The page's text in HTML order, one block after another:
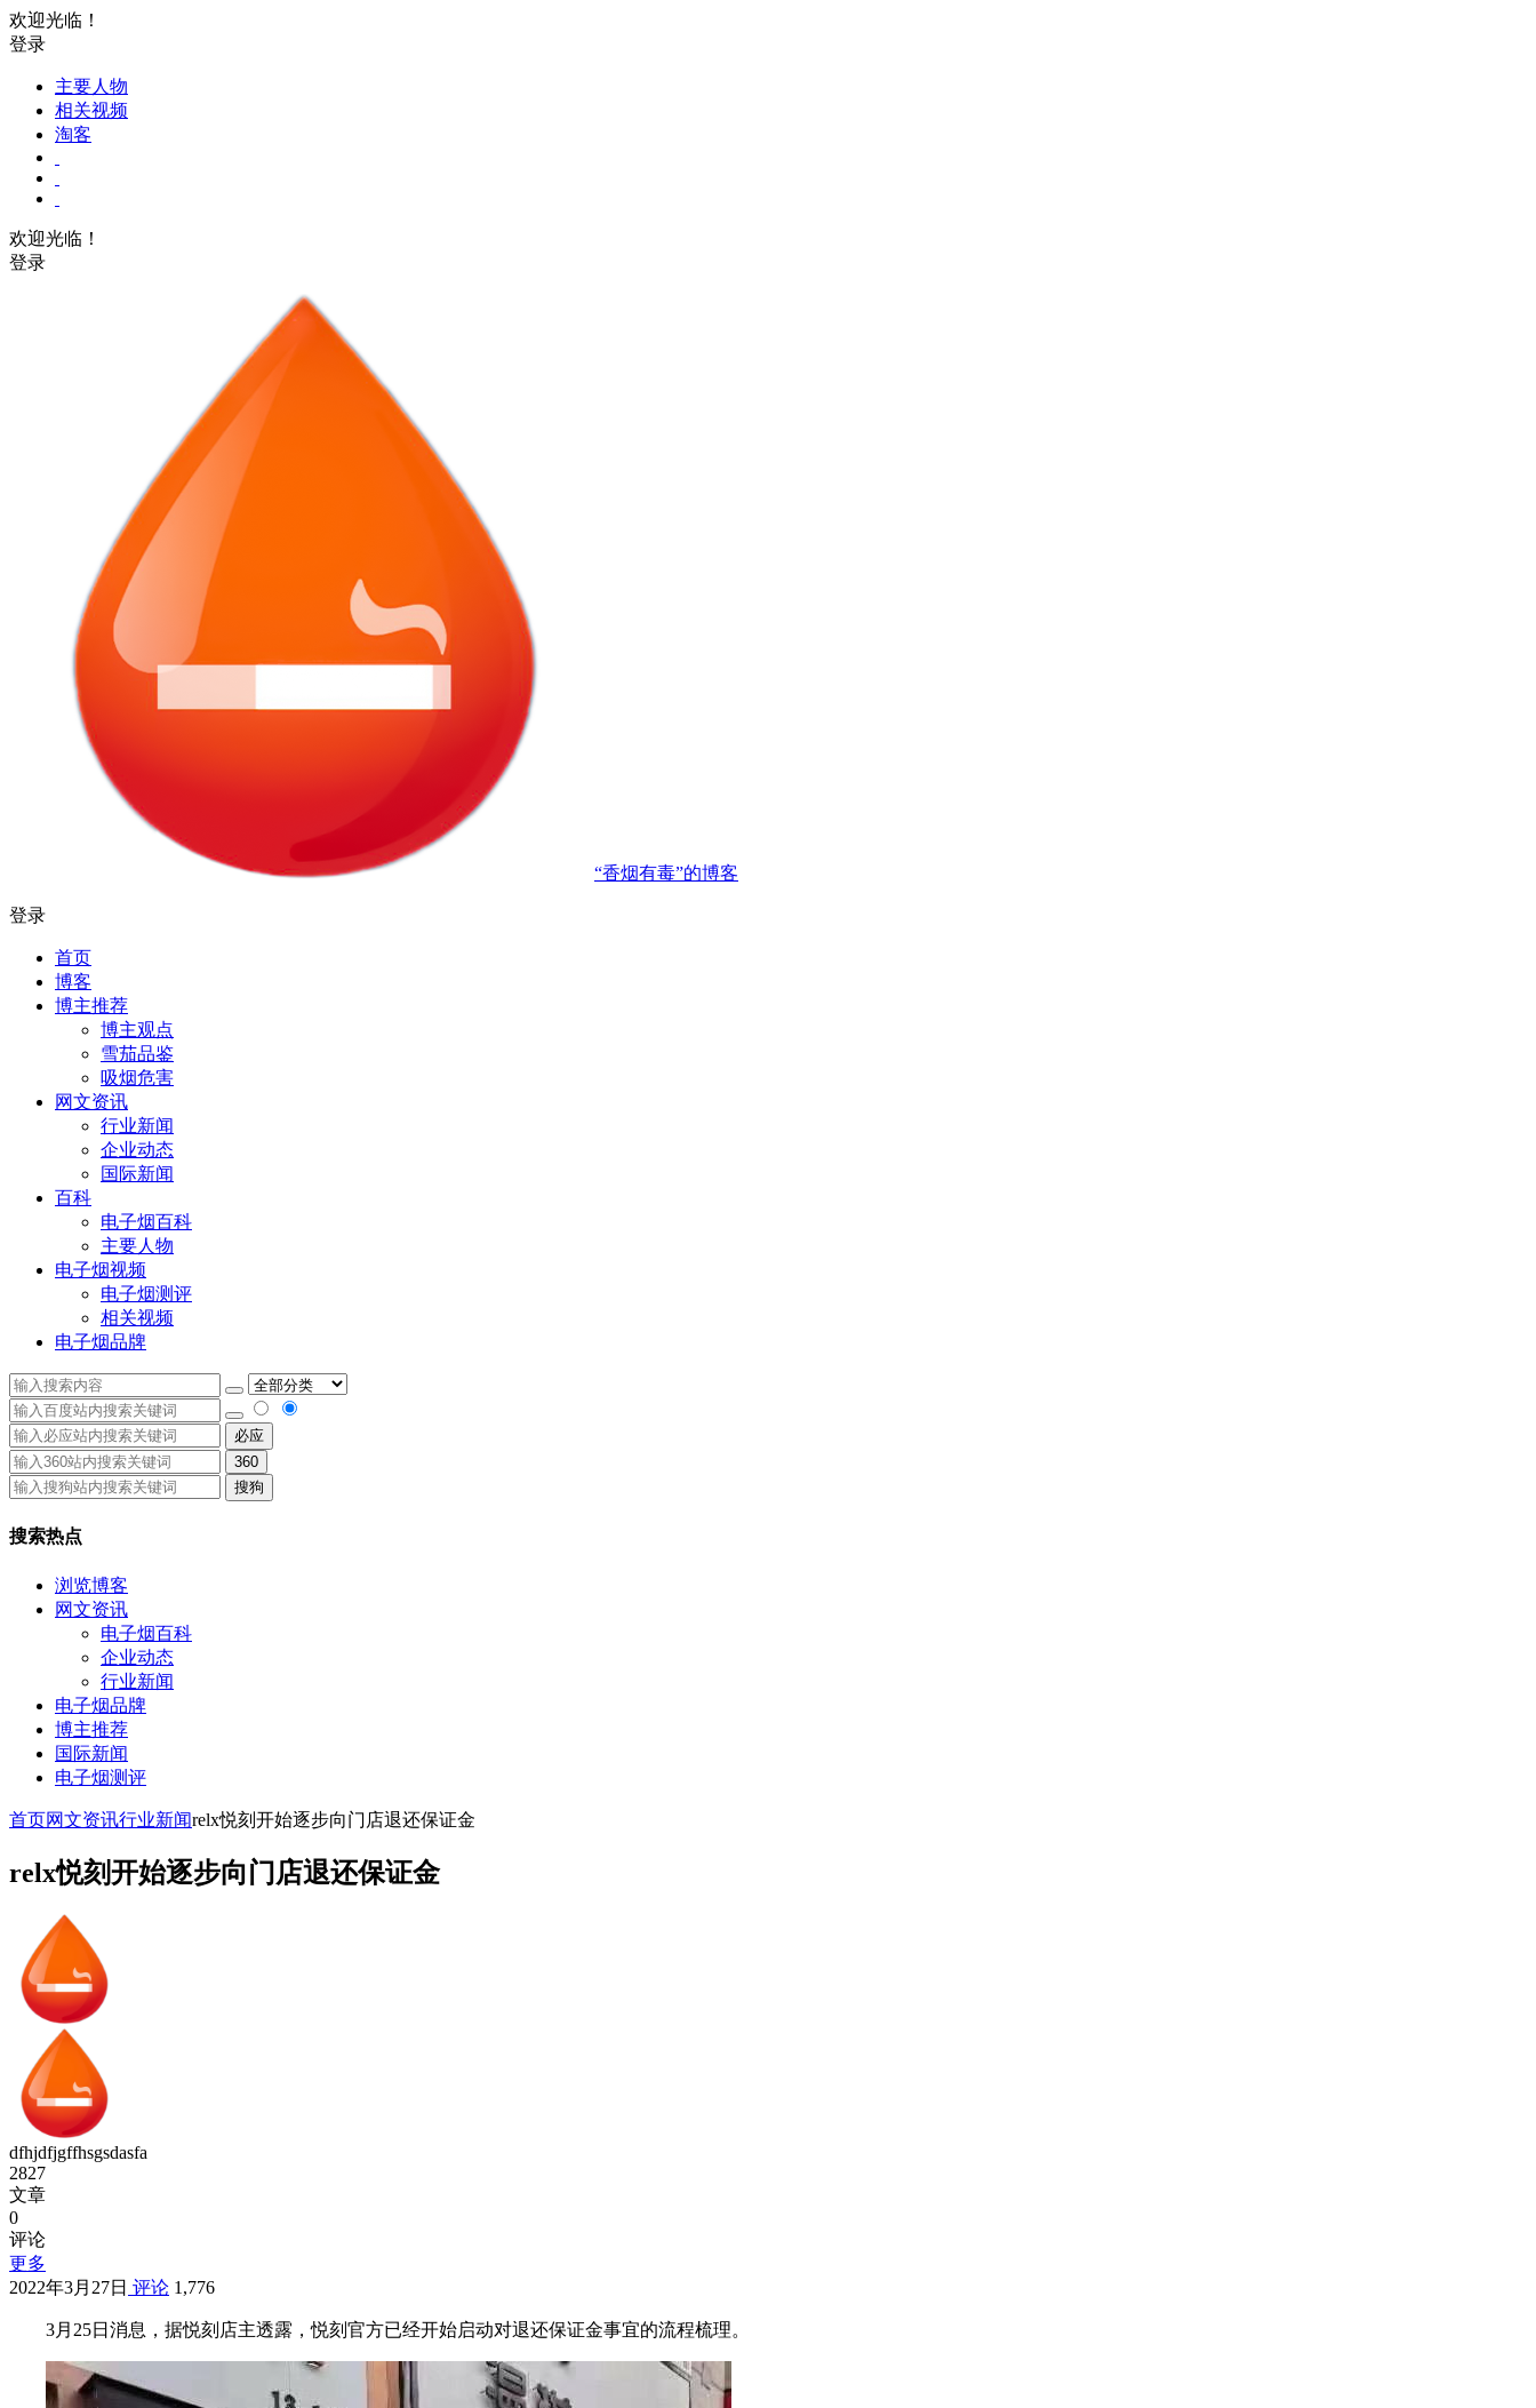
欢迎光临！
登录
主要人物
相关视频
淘客
欢迎光临！
登录
“香烟有毒”的博客
登录
首页
博客
博主推荐
博主观点
雪茄品鉴
吸烟危害
网文资讯
行业新闻
企业动态
国际新闻
百科
电子烟百科
主要人物
电子烟视频
电子烟测评
相关视频
电子烟品牌
必应
360
搜狗
搜索热点
浏览博客
网文资讯
电子烟百科
企业动态
行业新闻
电子烟品牌
博主推荐
国际新闻
电子烟测评
首页网文资讯行业新闻relx悦刻开始逐步向门店退还保证金
relx悦刻开始逐步向门店退还保证金
dfhjdfjgffhsgsdasfa
2827
文章
0
评论
更多
2022年3月27日 评论 1,776
3月25日消息，据悦刻店主透露，悦刻官方已经开始启动对退还保证金事宜的流程梳理。